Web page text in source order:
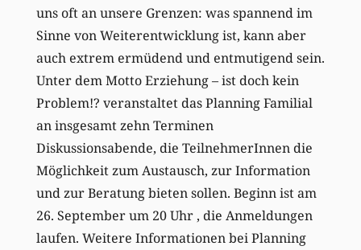
uns oft an unsere Grenzen: was spannend im
Sinne von Weiterentwicklung ist, kann aber
auch extrem ermüdend und entmutigend sein.
Unter dem Motto Erziehung – ist doch kein
Problem!? veranstaltet das Planning Familial
an insgesamt zehn Terminen
Diskussionsabende, die TeilnehmerInnen die
Möglichkeit zum Austausch, zur Information
und zur Beratung bieten sollen. Beginn ist am
26. September um 20 Uhr , die Anmeldungen
laufen. Weitere Informationen bei Planning